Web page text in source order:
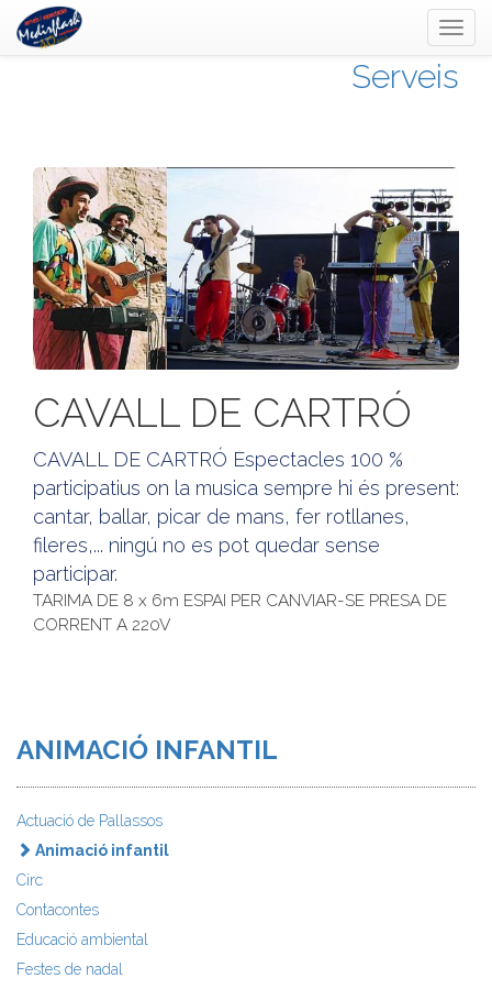
Serveis
CAVALL DE CARTRÓ
CAVALL DE CARTRÓ Espectacles 100 %
participatius on la musica sempre hi és present:
cantar, ballar, picar de mans, fer rotllanes,
fileres,... ningú no es pot quedar sense
participar.
TARIMA DE 8 x 6m ESPAI PER CANVIAR-SE PRESA DE
CORRENT A 220V
ANIMACIÓ INFANTIL
Actuació de Pallassos
Animació infantil
Circ
Contacontes
Educació ambiental
Festes de nadal